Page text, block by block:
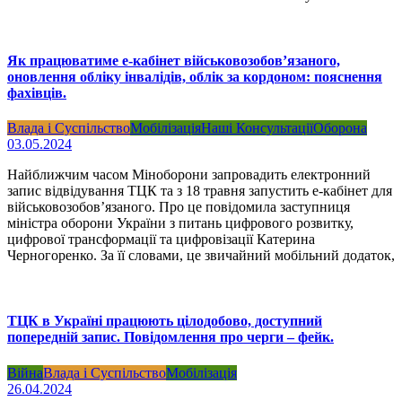
Як працюватиме е-кабінет військовозобовʼязаного,
оновлення обліку інвалідів, облік за кордоном: пояснення
фахівців.
Влада і СуспільствоМобілізаціяНаші КонсультаціїОборона
03.05.2024
Найближчим часом Міноборони запровадить електронний
запис відвідування ТЦК та з 18 травня запустить е-кабінет для
військовозобов’язаного. Про це повідомила заступниця
міністра оборони України з питань цифрового розвитку,
цифрової трансформації та цифровізації Катерина
Черногоренко. За її словами, це звичайний мобільний додаток,
ТЦК в Україні працюють цілодобово, доступний
попередній запис. Повідомлення про черги – фейк.
ВійнаВлада і СуспільствоМобілізація
26.04.2024